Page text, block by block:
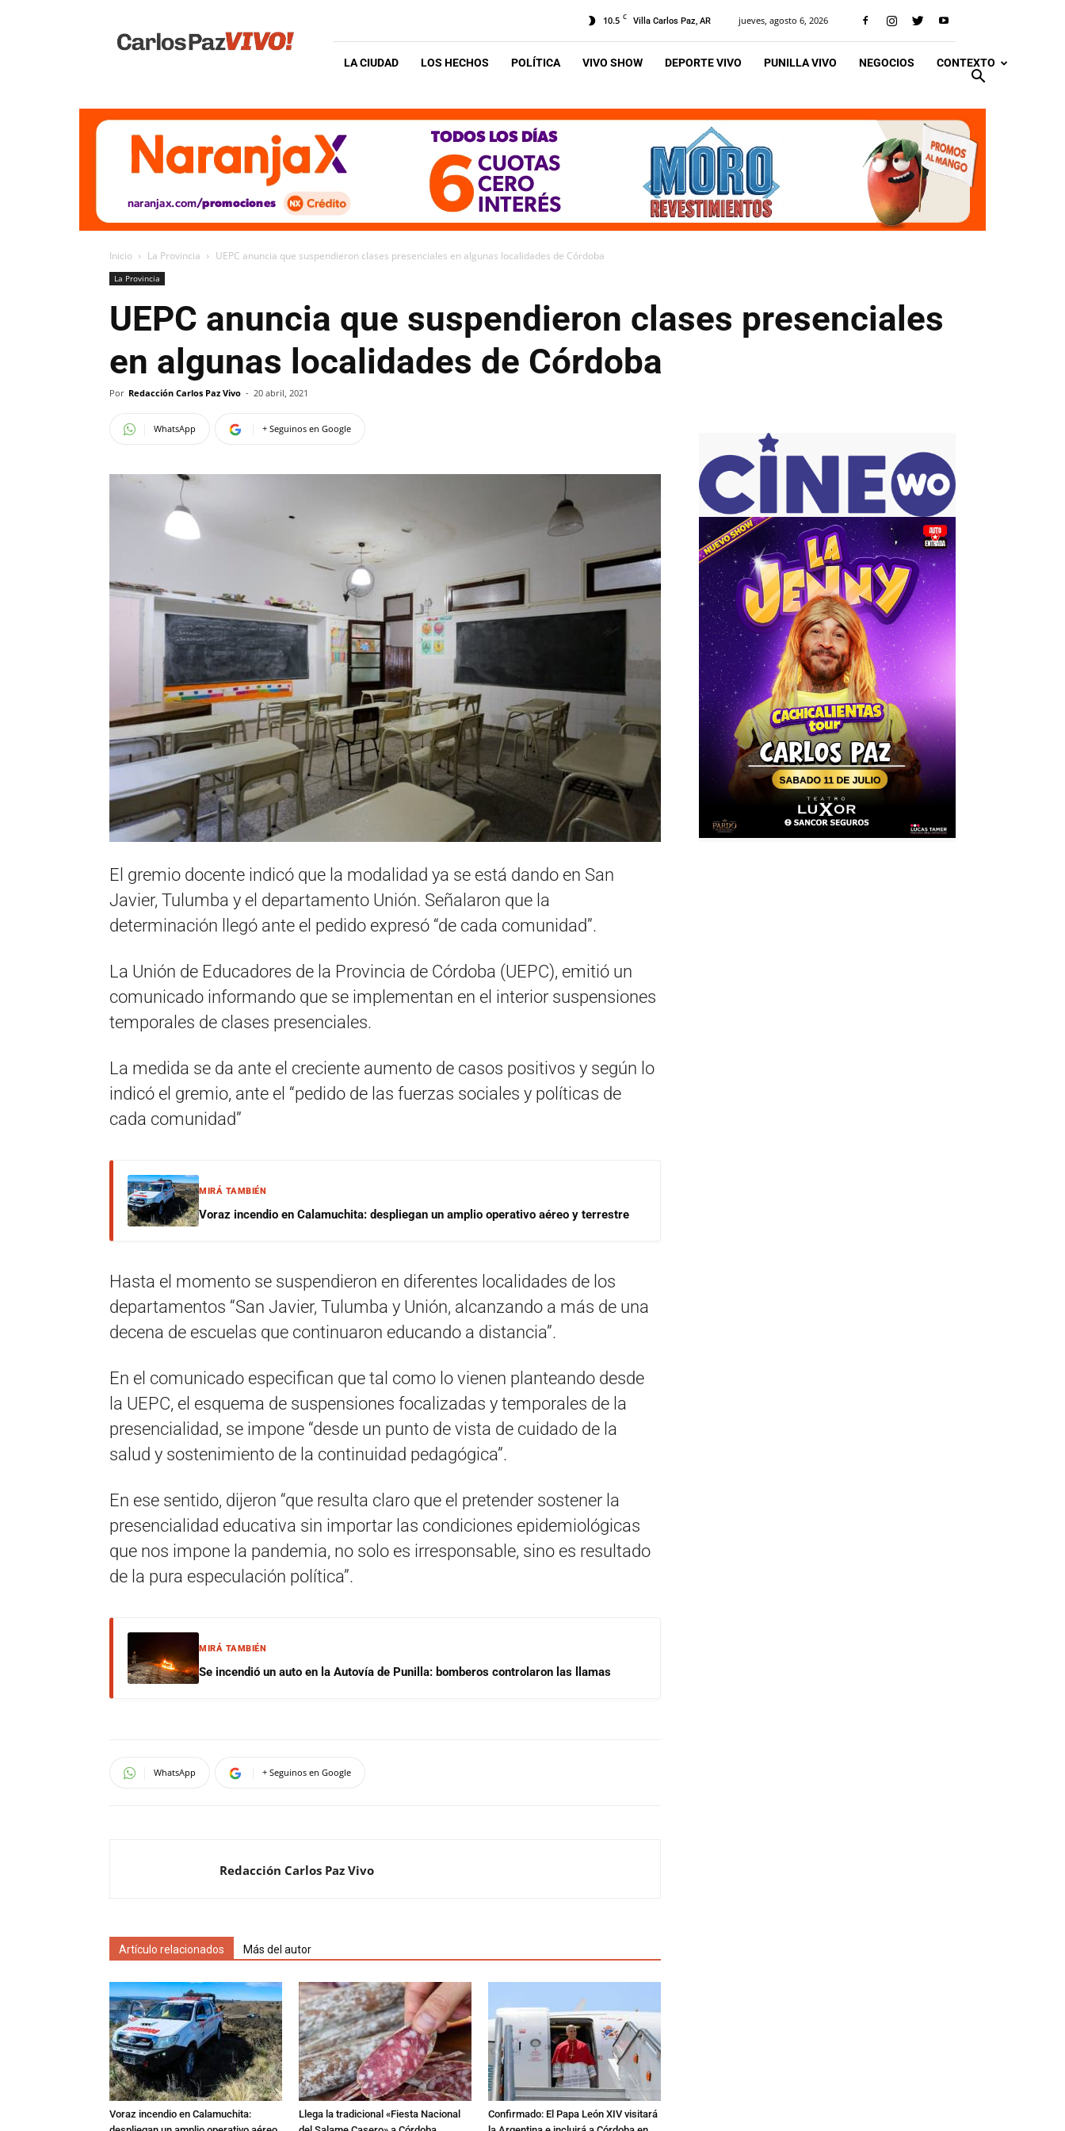
Vivo
10.5 C Villa Carlos Paz, AR jueves, agosto 6, 2026
LA CIUDAD LOS HECHOS POLÍTICA VIVO SHOW DEPORTE VIVO PUNILLA VIVO NEGOCIOS CONTEXTO
Inicio La Provincia UEPC anuncia que suspendieron clases presenciales en algunas localidades de Córdoba
La Provincia
UEPC anuncia que suspendieron clases presenciales
en algunas localidades de Córdoba
Por Redacción Carlos Paz Vivo - 20 abril, 2021
WhatsApp + Seguinos en Google
El gremio docente indicó que la modalidad ya se está dando en San
Javier, Tulumba y el departamento Unión. Señalaron que la
determinación llegó ante el pedido expresó “de cada comunidad”.
La Unión de Educadores de la Provincia de Córdoba (UEPC), emitió un
comunicado informando que se implementan en el interior suspensiones
temporales de clases presenciales.
La medida se da ante el creciente aumento de casos positivos y según lo
indicó el gremio, ante el “pedido de las fuerzas sociales y políticas de
cada comunidad”
MIRÁ TAMBIÉN
Voraz incendio en Calamuchita: despliegan un amplio operativo aéreo y terrestre
Hasta el momento se suspendieron en diferentes localidades de los
departamentos “San Javier, Tulumba y Unión, alcanzando a más de una
decena de escuelas que continuaron educando a distancia”.
En el comunicado especifican que tal como lo vienen planteando desde
la UEPC, el esquema de suspensiones focalizadas y temporales de la
presencialidad, se impone “desde un punto de vista de cuidado de la
salud y sostenimiento de la continuidad pedagógica”.
En ese sentido, dijeron “que resulta claro que el pretender sostener la
presencialidad educativa sin importar las condiciones epidemiológicas
que nos impone la pandemia, no solo es irresponsable, sino es resultado
de la pura especulación política”.
MIRÁ TAMBIÉN
Se incendió un auto en la Autovía de Punilla: bomberos controlaron las llamas
WhatsApp + Seguinos en Google
Redacción Carlos Paz Vivo
Artículo relacionados Más del autor
Voraz incendio en Calamuchita:
Llega la tradicional «Fiesta Nacional
Confirmado: El Papa León XIV visitará